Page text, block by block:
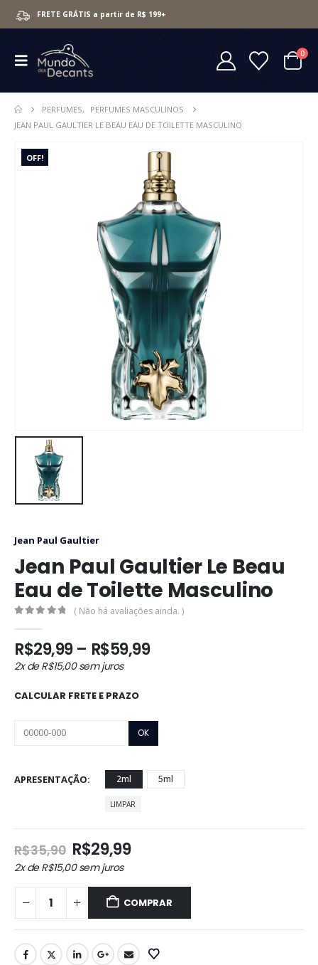
FRETE GRÁTIS a partir de R$ 199+
0
PERFUMES,
PERFUMES MASCULINOS
JEAN PAUL GAULTIER LE BEAU EAU DE TOILETTE MASCULINO
OFF!
Jean Paul Gaultier
Jean Paul Gaultier Le Beau
Eau de Toilette Masculino
( Não há avaliações ainda. )
R$29,99– R$59,99Faixa
R$59,99
2x deR$15,00sem juros
CALCULAR FRETE E PRAZO
APRESENTAÇÃO 2ml 5ml
LIMPAR
R$35,90 O
preço
original
era:
R$35,90.
R$29,99O
é:
R$29,99.
2x deR$15,00sem juros
COMPRAR